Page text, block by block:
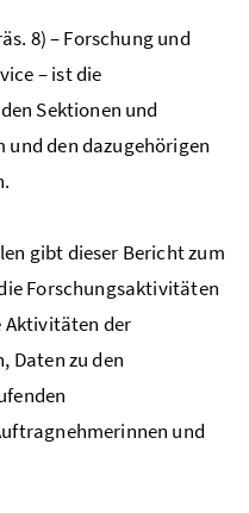
8) – Forschung und
– ist die
Sektionen und
den dazugehörigen
gibt dieser Bericht zum
Forschungsaktivitäten
Aktivitäten der
Daten zu den
und